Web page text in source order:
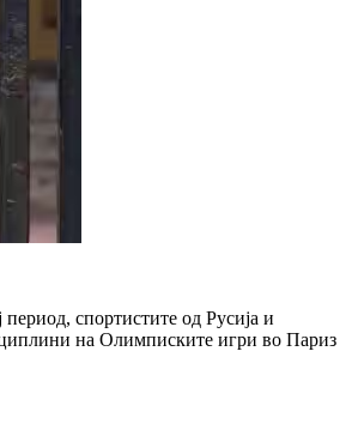
спортистите од Русија и
на Олимписките игри во Париз